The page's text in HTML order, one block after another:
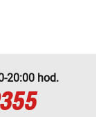
20:00 hod.